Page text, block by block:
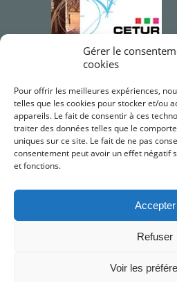
Gérer le
cookies
Pour offrir les meilleures expériences,
telles que les cookies pour stocker et/ou
appareils. Le fait de consentir à ces
traiter des données telles que le
uniques sur ce site. Le fait de ne pas
consentement peut avoir un effet négatif
et fonctions.
Accepter
Refuser
Voir les
Qualifications
Mentions légales•RGPD •JV